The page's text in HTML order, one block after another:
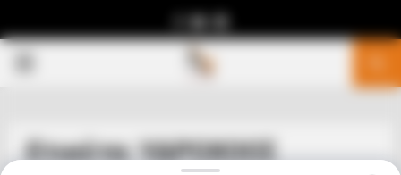
Ετικέτα: ΥΔΡΟΧΟΟΣ